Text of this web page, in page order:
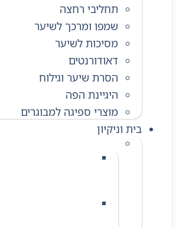
תחליבי רחצה
שמפו ומרכך לשיער
מסיכות לשיער
דאודורנטים
הסרת שיער וגילוח
היגיינת הפה
מוצרי ספיגה למבוגרים
בית וניקיון